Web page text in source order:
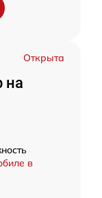
Открыта
на
в